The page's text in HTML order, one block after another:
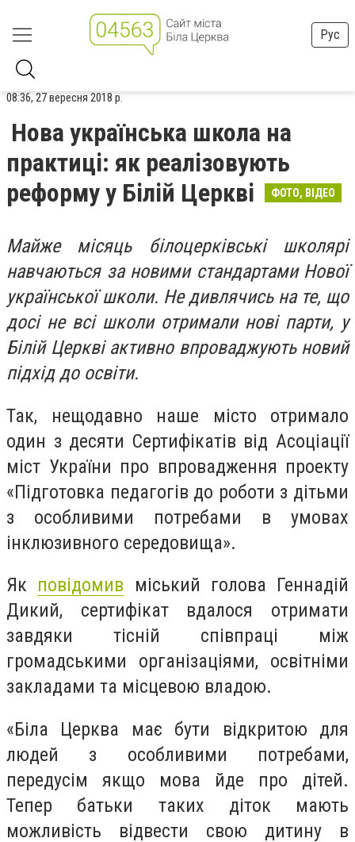
Рус
08:36, 27 вересня 2018 р.
Нова українська школа на
практиці: як реалізовують
реформу у Білій Церкві
ФОТО, ВІДЕО
Майже місяць білоцерківські школярі
навчаються за новими стандартами Нової
української школи. Не дивлячись на те, що
досі не всі школи отримали нові парти, у
Білій Церкві активно впроваджують новий
підхід до освіти.
Так, нещодавно наше місто отримало
один з десяти Сертифікатів від Асоціації
міст України про впровадження проекту
«Підготовка педагогів до роботи з дітьми
з особливими потребами в умовах
інклюзивного середовища».
Як повідомив міський голова Геннадій
Дикий, сертифікат вдалося отримати
завдяки тісній співпраці між
громадськими організаціями, освітніми
закладами та місцевою владою.
«Біла Церква має бути відкритою для
людей з особливими потребами,
передусім якщо мова йде про дітей.
Тепер батьки таких діток мають
можливість відвести свою дитину в